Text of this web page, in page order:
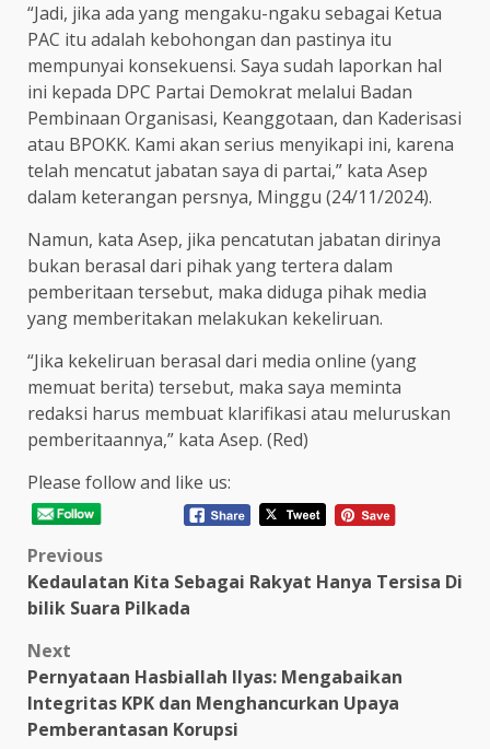
“Jadi, jika ada yang mengaku-ngaku sebagai Ketua
PAC itu adalah kebohongan dan pastinya itu
mempunyai konsekuensi. Saya sudah laporkan hal
ini kepada DPC Partai Demokrat melalui Badan
Pembinaan Organisasi, Keanggotaan, dan Kaderisasi
atau BPOKK. Kami akan serius menyikapi ini, karena
telah mencatut jabatan saya di partai,” kata Asep
dalam keterangan persnya, Minggu (24/11/2024).
Namun, kata Asep, jika pencatutan jabatan dirinya
bukan berasal dari pihak yang tertera dalam
pemberitaan tersebut, maka diduga pihak media
yang memberitakan melakukan kekeliruan.
“Jika kekeliruan berasal dari media online (yang
memuat berita) tersebut, maka saya meminta
redaksi harus membuat klarifikasi atau meluruskan
pemberitaannya,” kata Asep. (Red)
Please follow and like us:
Post
navigation
Previous
Kedaulatan Kita Sebagai Rakyat Hanya Tersisa Di
bilik Suara Pilkada
Next
Pernyataan Hasbiallah Ilyas: Mengabaikan
Integritas KPK dan Menghancurkan Upaya
Pemberantasan Korupsi